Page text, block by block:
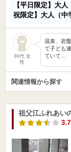
【平日限定】大
祝限定】大人（中
30代 女
性
温泉、岩
て子ども
ていて…
関連情報から探す
祖父江ふれあい